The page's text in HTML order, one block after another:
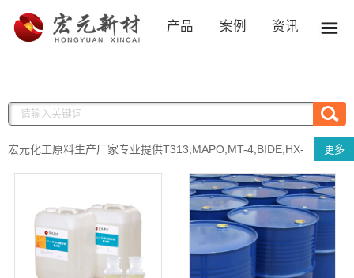
产品 案例 资讯
更多
宏元化工原料生产厂家专业提供T313,MAPO,MT-4,BIDE,HX-
752,HX-878等键合剂产品的生产销售,键合剂价格实惠,欢迎来电咨询!